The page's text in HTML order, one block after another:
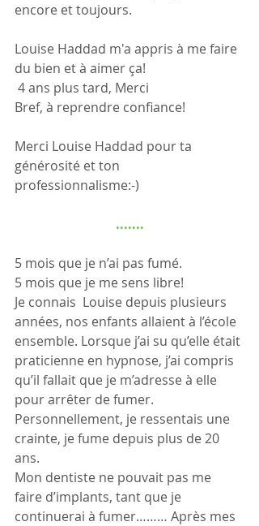
encore et toujours.
Louise Haddad m'a appris à me faire
du bien et à aimer ça!
4 ans plus tard, Merci
Bref, à reprendre confiance!
Merci Louise Haddad pour ta
générosité et ton
professionnalisme:-)
.......
5 mois que je n’ai pas fumé.
5 mois que je me sens libre!
Je connais  Louise depuis plusieurs
années, nos enfants allaient à l’école
ensemble. Lorsque j’ai su qu’elle était
praticienne en hypnose, j’ai compris
qu’il fallait que je m’adresse à elle
pour arrêter de fumer.
Personnellement, je ressentais une
crainte, je fume depuis plus de 20
ans.
Mon dentiste ne pouvait pas me
faire d’implants, tant que je
continuerai à fumer……… Après mes